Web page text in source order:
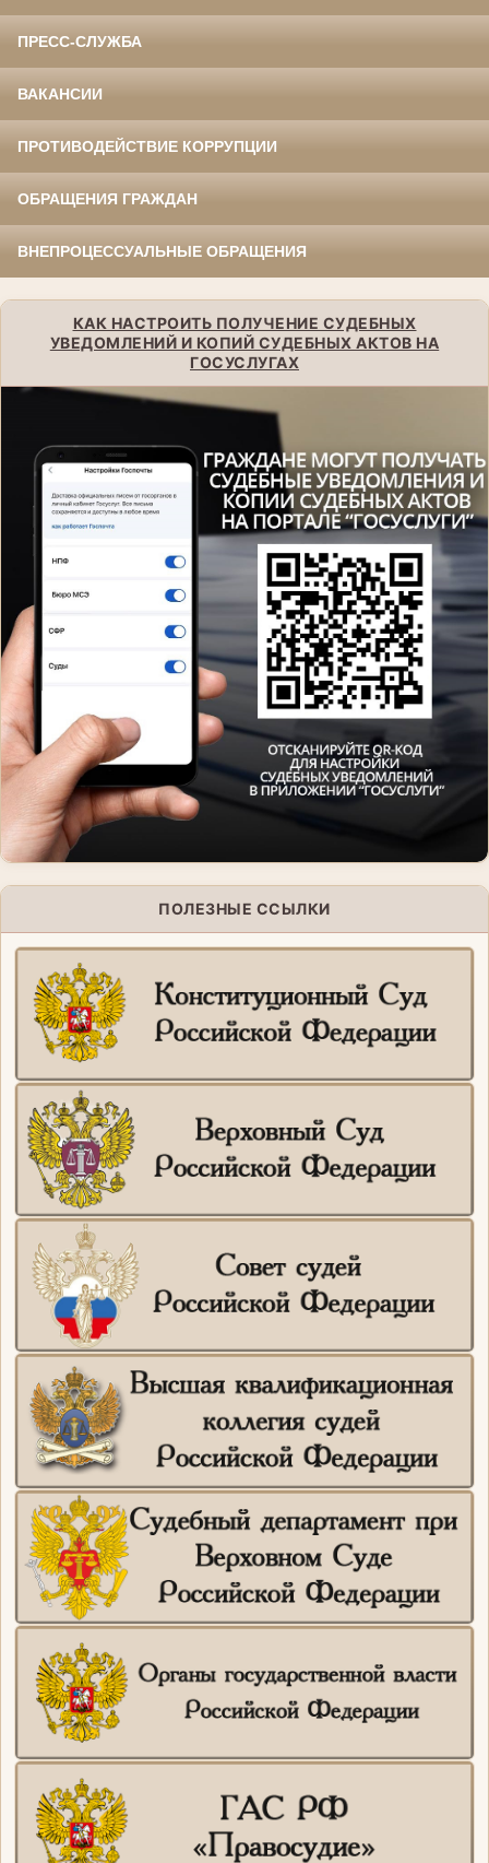
ПРЕСС-СЛУЖБА
ВАКАНСИИ
ПРОТИВОДЕЙСТВИЕ КОРРУПЦИИ
ОБРАЩЕНИЯ ГРАЖДАН
ВНЕПРОЦЕССУАЛЬНЫЕ ОБРАЩЕНИЯ
КАК НАСТРОИТЬ ПОЛУЧЕНИЕ СУДЕБНЫХ
УВЕДОМЛЕНИЙ И КОПИЙ СУДЕБНЫХ АКТОВ НА
ГОСУСЛУГАХ
ПОЛЕЗНЫЕ ССЫЛКИ